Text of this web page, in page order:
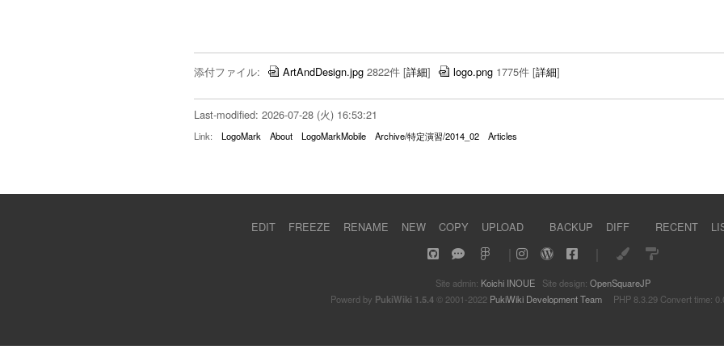
添付ファイル: ArtAndDesign.jpg 2822件 [詳細] logo.png 1775件 [詳細]
Last-modified: 2026-07-28 (火) 16:53:21
Link: LogoMark About LogoMarkMobile Archive/特定演習/2014_02 Articles
EDIT FREEZE RENAME NEW COPY UPLOAD BACKUP DIFF RECENT
Site admin: Koichi INOUE Site design: OpenSquareJP
Powerd by PukiWiki 1.5.4© 2001-2022 PukiWiki Development TeamPHP 8.3.29 Convert time: